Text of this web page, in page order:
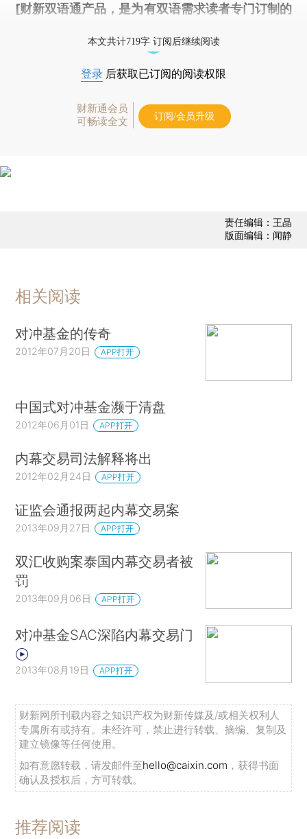
[财新双语通产品，是为有双语需求读者专门订制的
本文共计719字 订阅后继续阅读
登录 后获取已订阅的阅读权限
财新通会员
可畅读全文
订阅/会员升级
责任编辑：王晶
版面编辑：闻静
相关阅读
对冲基金的传奇
2012年07月20日 APP打开
中国式对冲基金濒于清盘
2012年06月01日 APP打开
内幕交易司法解释将出
2012年02月24日 APP打开
证监会通报两起内幕交易案
2013年09月27日 APP打开
双汇收购案泰国内幕交易者被
罚
2013年09月06日 APP打开
对冲基金SAC深陷内幕交易门
2013年08月19日 APP打开
财新网所刊载内容之知识产权为财新传媒及/或相关权利人
专属所有或持有。未经许可，禁止进行转载、摘编、复制及
建立镜像等任何使用。
如有意愿转载，请发邮件至hello@caixin.com ，获得书面
确认及授权后，方可转载。
推荐阅读